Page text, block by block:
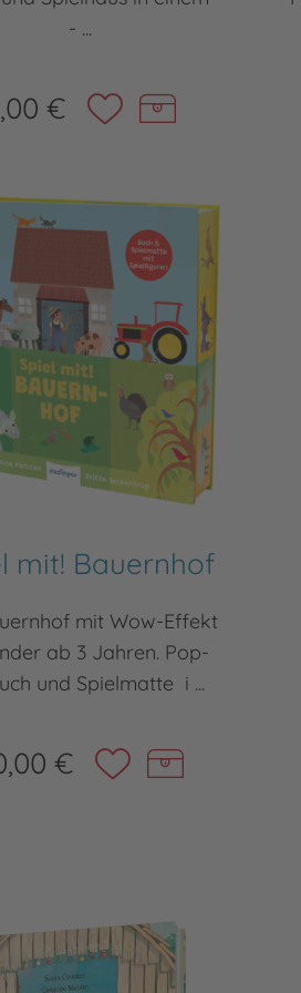
- ...
€
mit! Bauernhof
mit Wow-Effekt
ab 3 Jahren. Pop-
und Spielmatte i ...
€